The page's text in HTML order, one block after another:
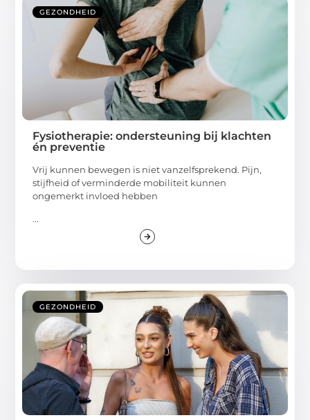
GEZONDHEID
Fysiotherapie: ondersteuning bij klachten
én preventie
Vrij kunnen bewegen is niet vanzelfsprekend. Pijn,
stijfheid of verminderde mobiliteit kunnen
ongemerkt invloed hebben
...
GEZONDHEID